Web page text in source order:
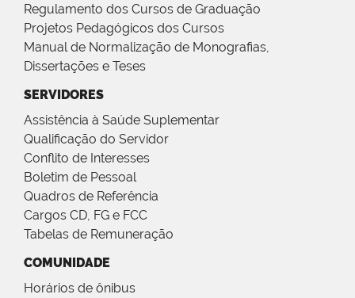
Regulamento dos Cursos de Graduação
Projetos Pedagógicos dos Cursos
Manual de Normalização de Monografias,
Dissertações e Teses
SERVIDORES
Assistência à Saúde Suplementar
Qualificação do Servidor
Conflito de Interesses
Boletim de Pessoal
Quadros de Referência
Cargos CD, FG e FCC
Tabelas de Remuneração
COMUNIDADE
Horários de ônibus